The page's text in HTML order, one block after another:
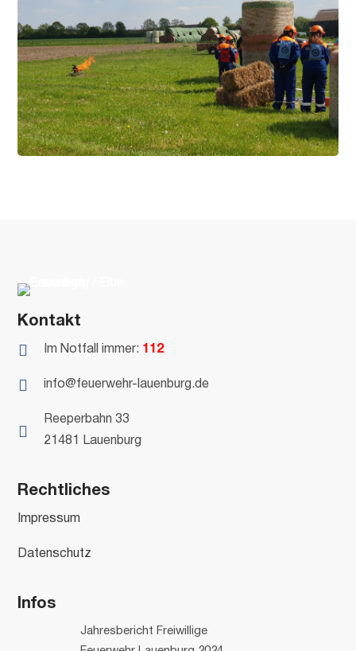
Kontakt
 Im Notfall immer: 112
 info@feuerwehr-lauenburg.de

Reeperbahn 33
21481 Lauenburg
Rechtliches
Impressum
Datenschutz
Infos
Jahresbericht Freiwillige